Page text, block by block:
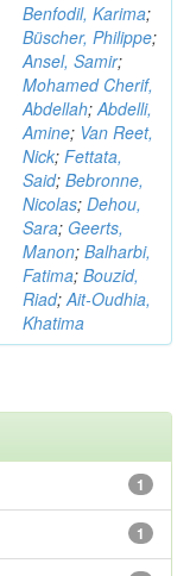
Benfodil, Karima;
Büscher, Philippe;
Ansel, Samir;
Mohamed Cherif,
Abdellah;Abdelli,
Amine; Van Reet,
Nick; Fettata,
Said; Bebronne,
Nicolas; Dehou,
Sara; Geerts,
Manon; Balharbi,
Fatima; Bouzid,
Riad;Ait-Oudhia,
Khatima
1
1